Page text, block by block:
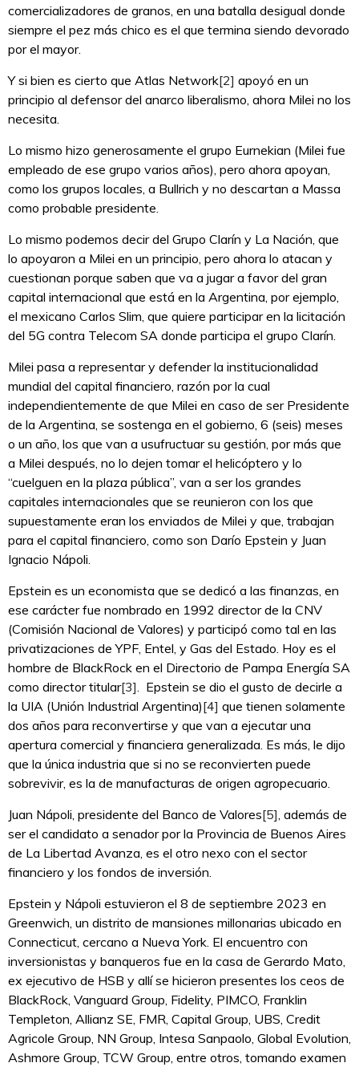
comercializadores de granos, en una batalla desigual donde
siempre el pez más chico es el que termina siendo devorado
por el mayor.
Y si bien es cierto que Atlas Network[2] apoyó en un
principio al defensor del anarco liberalismo, ahora Milei no los
necesita.
Lo mismo hizo generosamente el grupo Eurnekian (Milei fue
empleado de ese grupo varios años), pero ahora apoyan,
como los grupos locales, a Bullrich y no descartan a Massa
como probable presidente.
Lo mismo podemos decir del Grupo Clarín y La Nación, que
lo apoyaron a Milei en un principio, pero ahora lo atacan y
cuestionan porque saben que va a jugar a favor del gran
capital internacional que está en la Argentina, por ejemplo,
el mexicano Carlos Slim, que quiere participar en la licitación
del 5G contra Telecom SA donde participa el grupo Clarín.
Milei pasa a representar y defender la institucionalidad
mundial del capital financiero, razón por la cual
independientemente de que Milei en caso de ser Presidente
de la Argentina, se sostenga en el gobierno, 6 (seis) meses
o un año, los que van a usufructuar su gestión, por más que
a Milei después, no lo dejen tomar el helicóptero y lo
“cuelguen en la plaza pública”, van a ser los grandes
capitales internacionales que se reunieron con los que
supuestamente eran los enviados de Milei y que, trabajan
para el capital financiero, como son Darío Epstein y Juan
Ignacio Nápoli.
Epstein es un economista que se dedicó a las finanzas, en
ese carácter fue nombrado en 1992 director de la CNV
(Comisión Nacional de Valores) y participó como tal en las
privatizaciones de YPF, Entel, y Gas del Estado. Hoy es el
hombre de BlackRock en el Directorio de Pampa Energía SA
como director titular[3] . Epstein se dio el gusto de decirle a
la UIA (Unión Industrial Argentina)[4] que tienen solamente
dos años para reconvertirse y que van a ejecutar una
apertura comercial y financiera generalizada. Es más, le dijo
que la única industria que si no se reconvierten puede
sobrevivir, es la de manufacturas de origen agropecuario.
Juan Nápoli, presidente del Banco de Valores[5] , además de
ser el candidato a senador por la Provincia de Buenos Aires
de La Libertad Avanza, es el otro nexo con el sector
financiero y los fondos de inversión.
Epstein y Nápoli estuvieron el 8 de septiembre 2023 en
Greenwich, un distrito de mansiones millonarias ubicado en
Connecticut, cercano a Nueva York. El encuentro con
inversionistas y banqueros fue en la casa de Gerardo Mato,
ex ejecutivo de HSB y allí se hicieron presentes los ceos de
BlackRock, Vanguard Group, Fidelity, PIMCO, Franklin
Templeton, Allianz SE, FMR, Capital Group, UBS, Credit
Agricole Group, NN Group, Intesa Sanpaolo, Global Evolution,
Ashmore Group, TCW Group, entre otros, tomando examen